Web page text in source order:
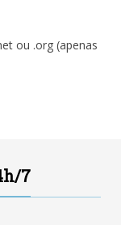
ou .org (apenas
7